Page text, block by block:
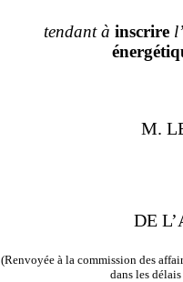
tendant à inscrirel’
M.
DE
(Renvoyée à la commission des
dans les